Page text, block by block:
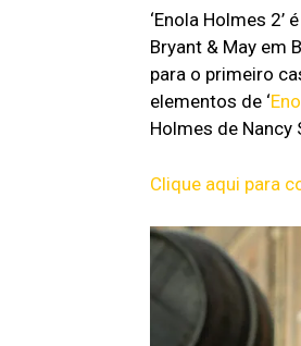
‘Enola Holmes 2’
Bryant & May em
para o primeiro
elementos de ‘
Holmes de Nancy
Clique aqui para